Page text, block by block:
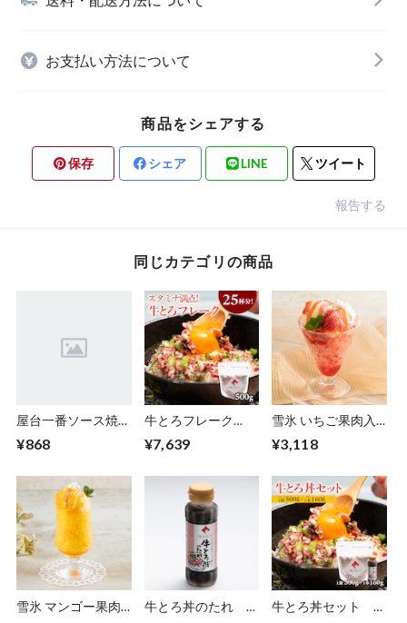
お支払い方法について
商品をシェアする
保存 シェア LINE ツイート
報告する
同じカテゴリの商品
屋台一番ソース焼き
そば 220g×3食 トー
スイ【10020340】
¥868
牛とろフレーク
500g【11880001】
¥7,639
雪氷 いちご果肉入
り 100g×18食
【30400080】【冷
¥3,118
雪氷 マンゴー果肉
牛とろ丼のたれ
牛とろ丼セット 牛